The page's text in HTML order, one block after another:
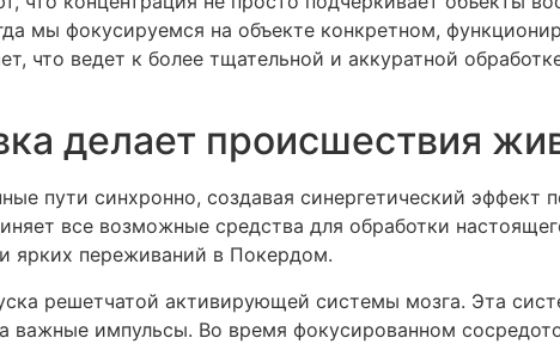
мы фокусируемся на объекте конкретном,
что ведет к более тщательной и аккуратной
делает происшествия
пути синхронно, создавая синергетический эффект
все возможные средства для обработки
ярких переживаний в Покердом.
решетчатой активирующей системы мозга. Эта
важные импульсы. Во время фокусированном